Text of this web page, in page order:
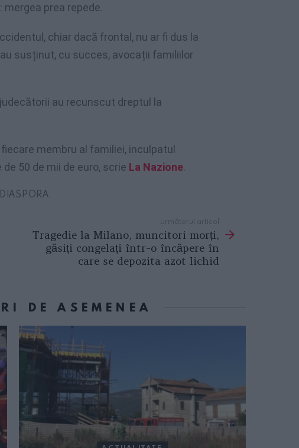
prea repede.
chiar dacă frontal, nu ar fi dus la
susținut, cu succes, avocații familiilor
au recunscut dreptul la
membru al familiei, inculpatul
50 de mii de euro, scrie La Nazione.
Următorul articol
Tragedie la Milano, muncitori morți,
găsiți congelați într-o încăpere în
care se depozita azot lichid
DE ASEMENEA